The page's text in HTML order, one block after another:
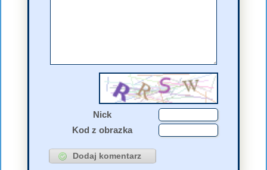
Nick
Kod z obrazka